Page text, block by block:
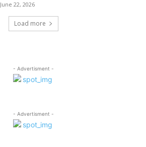
June 22, 2026
Load more
- Advertisment -
- Advertisment -